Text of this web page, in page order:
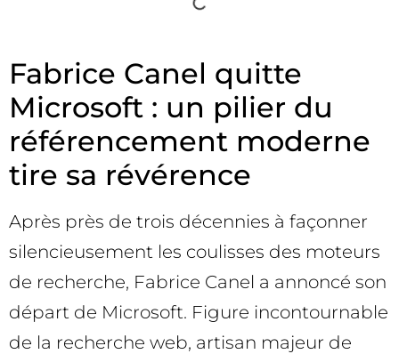
Fabrice Canel quitte
Microsoft : un pilier du
référencement moderne
tire sa révérence
Après près de trois décennies à façonner
silencieusement les coulisses des moteurs
de recherche, Fabrice Canel a annoncé son
départ de Microsoft. Figure incontournable
de la recherche web, artisan majeur de